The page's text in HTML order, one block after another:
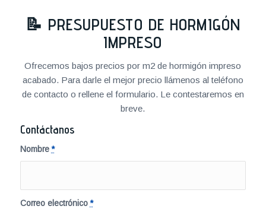
📝 PRESUPUESTO DE HORMIGÓN
IMPRESO
Ofrecemos bajos precios por m2 de hormigón impreso
acabado. Para darle el mejor precio llámenos al teléfono
de contacto o rellene el formulario. Le contestaremos en
breve.
Contáctanos
Nombre*
Correo electrónico*